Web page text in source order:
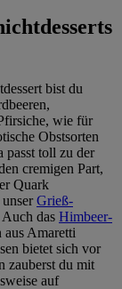
bist du
wie für
Obstsorten
passt toll zu der
cremigen Part,
Quark
Grieß-
das Himbeer-
aus Amaretti
bietet sich vor
zauberst du mit
auf